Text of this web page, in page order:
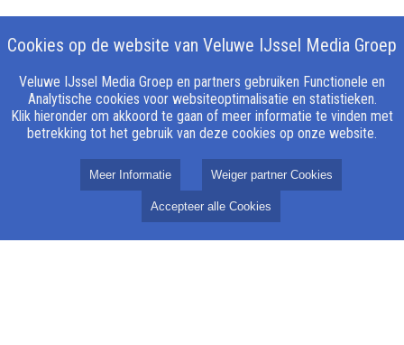
Cookies op de website van Veluwe IJssel Media Groep
Veluwe IJssel Media Groep en partners gebruiken Functionele en
Analytische cookies voor websiteoptimalisatie en statistieken.
Klik hieronder om akkoord te gaan of meer informatie te vinden met
betrekking tot het gebruik van deze cookies op onze website.
Meer Informatie Weiger partner Cookies
Accepteer alle Cookies